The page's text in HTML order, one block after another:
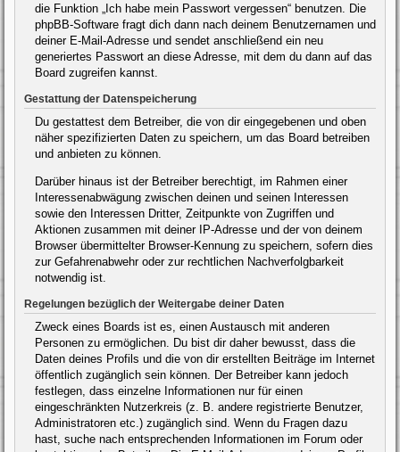
die Funktion „Ich habe mein Passwort vergessen“ benutzen. Die
phpBB-Software fragt dich dann nach deinem Benutzernamen und
deiner E-Mail-Adresse und sendet anschließend ein neu
generiertes Passwort an diese Adresse, mit dem du dann auf das
Board zugreifen kannst.
Gestattung der Datenspeicherung
Du gestattest dem Betreiber, die von dir eingegebenen und oben
näher spezifizierten Daten zu speichern, um das Board betreiben
und anbieten zu können.
Darüber hinaus ist der Betreiber berechtigt, im Rahmen einer
Interessenabwägung zwischen deinen und seinen Interessen
sowie den Interessen Dritter, Zeitpunkte von Zugriffen und
Aktionen zusammen mit deiner IP-Adresse und der von deinem
Browser übermittelter Browser-Kennung zu speichern, sofern dies
zur Gefahrenabwehr oder zur rechtlichen Nachverfolgbarkeit
notwendig ist.
Regelungen bezüglich der Weitergabe deiner Daten
Zweck eines Boards ist es, einen Austausch mit anderen
Personen zu ermöglichen. Du bist dir daher bewusst, dass die
Daten deines Profils und die von dir erstellten Beiträge im Internet
öffentlich zugänglich sein können. Der Betreiber kann jedoch
festlegen, dass einzelne Informationen nur für einen
eingeschränkten Nutzerkreis (z. B. andere registrierte Benutzer,
Administratoren etc.) zugänglich sind. Wenn du Fragen dazu
hast, suche nach entsprechenden Informationen im Forum oder